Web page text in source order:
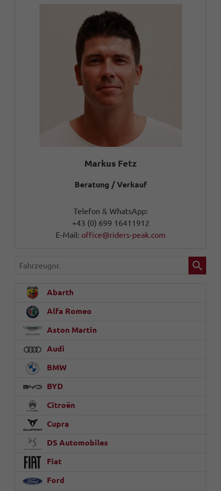
Markus Fetz
Beratung / Verkauf
Telefon & WhatsApp:
+43 (0) 699 16411912
E-Mail: office@riders-peak.com
Fahrzeugnr.
Abarth
Alfa Romeo
Aston Martin
Audi
BMW
BYD
Citroën
Cupra
DS Automobiles
Fiat
Ford